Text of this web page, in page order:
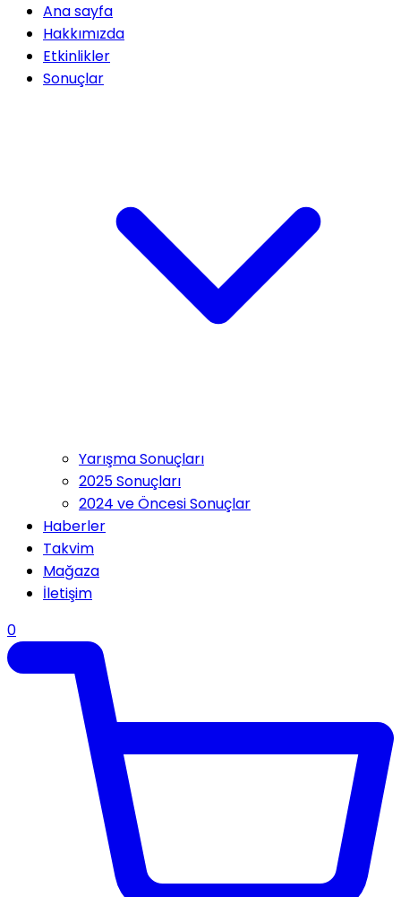
Ana sayfa
Hakkımızda
Etkinlikler
Sonuçlar
Yarışma Sonuçları
2025 Sonuçları
2024 ve Öncesi Sonuçlar
Haberler
Takvim
Mağaza
İletişim
0